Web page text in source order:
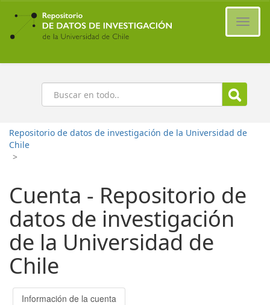
Ir
contenido
principal
Buscar
Repositorio de datos de investigación de la Universidad de
Chile
>
Cuenta - Repositorio de
datos de investigación
de la Universidad de
Chile
Información de la cuenta